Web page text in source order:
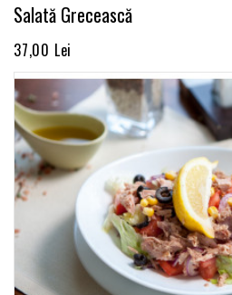
Salată Grecească
37,00 Lei